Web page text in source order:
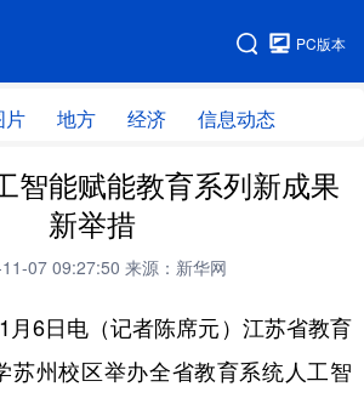
PC版本
片 地方 经济 信息动态
网站地图
习进行时
智能赋能教育系列新成果
新举措
07 09:27:50 来源：新华网
6日电（记者陈席元）江苏省教育
苏州校区举办全省教育系统人工智